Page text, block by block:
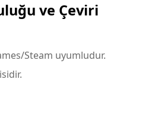
ve Çeviri
Steam uyumludur.